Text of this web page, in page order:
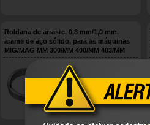
Roldana de arraste, 0,8 mm/1,0 mm,
arame de aço sólido, para as máquinas
MIG/MAG MM 300/MM 400/MM 403/MM
405, VONDER
68.99.405.218
VONDER
COMPARE